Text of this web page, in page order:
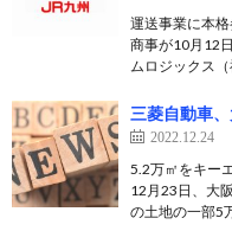
運送事業に本
商事が10月12
ムロジックス
三菱自動車
2022.12.24
5.2万㎡をキー
12月23日、大
の土地の一部5